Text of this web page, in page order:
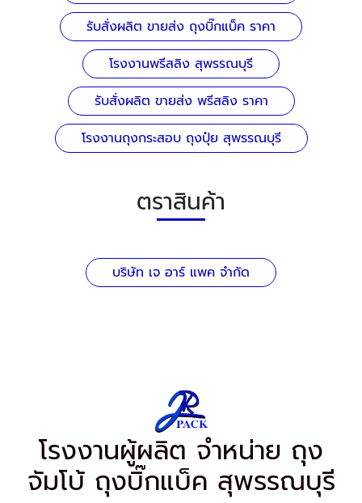
รับสั่งผลิต ขายส่ง ถุงบิ๊กแบ็ค ราคา
โรงงานพรีสลิง สุพรรณบุรี
รับสั่งผลิต ขายส่ง พรีสลิง ราคา
โรงงานถุงกระสอบ ถุงปุ๋ย สุพรรณบุรี
ตราสินค้า
บริษัท เจ อาร์ แพค จำกัด
โรงงานผู้ผลิต จำหน่าย ถุง
จัมโบ้ ถุงบิ๊กแบ็ค สุพรรณบุรี